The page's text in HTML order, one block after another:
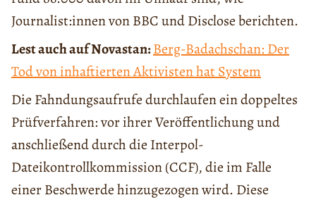
Journalist:innen von BBC und Disclose berichten.
Lest auch auf Novastan:Berg-Badachschan: Der
Tod von inhaftierten Aktivisten hat System
Die Fahndungsaufrufe durchlaufen ein doppeltes
Prüfverfahren: vor ihrer Veröffentlichung und
anschließend durch die Interpol-
Dateikontrollkommission (CCF), die im Falle
einer Beschwerde hinzugezogen wird. Diese